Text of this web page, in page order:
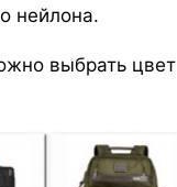
нейлона.
выбрать цвет